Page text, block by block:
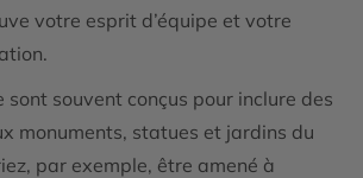
votre esprit d’équipe et votre
sont souvent conçus pour inclure des
monuments, statues et jardins du
par exemple, être amené à